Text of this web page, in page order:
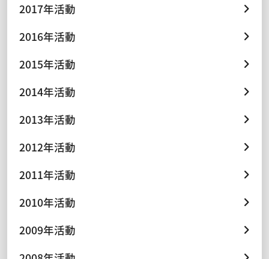
2017年活動
2016年活動
2015年活動
2014年活動
2013年活動
2012年活動
2011年活動
2010年活動
2009年活動